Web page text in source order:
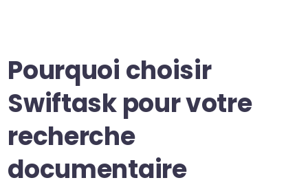
Pourquoi choisir
Swiftask pour votre
recherche
documentaire